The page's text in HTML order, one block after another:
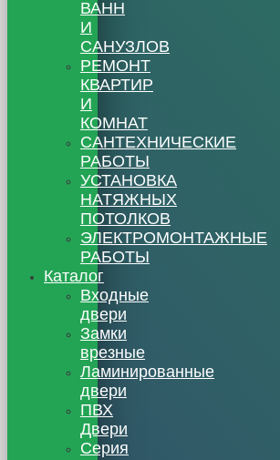
ВАНН
И
САНУЗЛОВ
РЕМОНТ
КВАРТИР
И
КОМНАТ
САНТЕХНИЧЕСКИЕ
РАБОТЫ
УСТАНОВКА
НАТЯЖНЫХ
ПОТОЛКОВ
ЭЛЕКТРОМОНТАЖНЫЕ
РАБОТЫ
Каталог
Входные
двери
Замки
врезные
Ламинированные
двери
ПВХ
Двери
Серия